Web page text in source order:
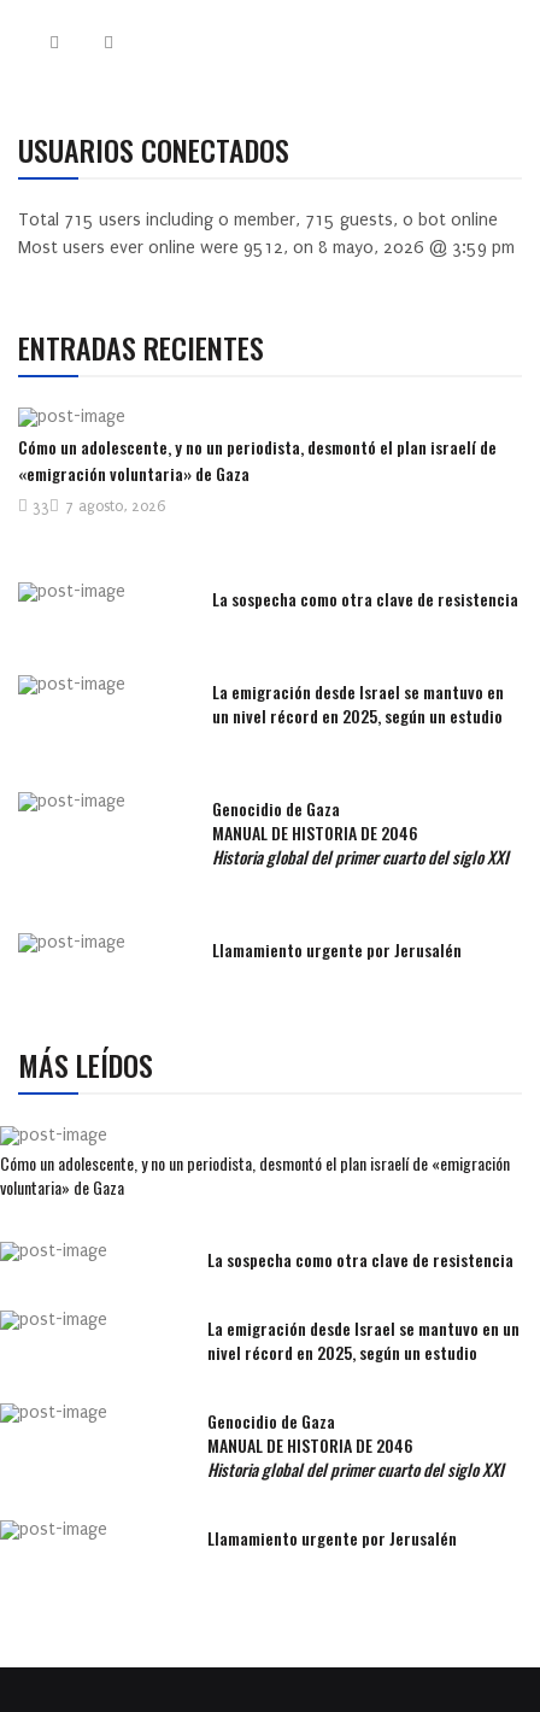
USUARIOS CONECTADOS
Total 715 users including 0 member, 715 guests, 0 bot online
Most users ever online were 9512, on 8 mayo, 2026 @ 3:59 pm
ENTRADAS RECIENTES
Cómo un adolescente, y no un periodista, desmontó el plan israelí de
«emigración voluntaria» de Gaza
7 agosto, 2026
33
La sospecha como otra clave de resistencia
La emigración desde Israel se mantuvo en
un nivel récord en 2025, según un estudio
Genocidio de Gaza
MANUAL DE HISTORIA DE 2046
Historia global del primer cuarto del siglo XXI
Llamamiento urgente por Jerusalén
MÁS LEÍDOS
Cómo un adolescente, y no un periodista, desmontó el plan israelí de «emigración
voluntaria» de Gaza
La sospecha como otra clave de resistencia
La emigración desde Israel se mantuvo en un
nivel récord en 2025, según un estudio
Genocidio de Gaza
MANUAL DE HISTORIA DE 2046
Historia global del primer cuarto del siglo XXI
Llamamiento urgente por Jerusalén